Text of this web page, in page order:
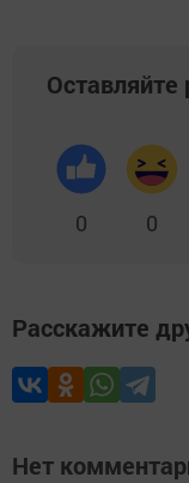
Оставляйте
0 0
Расскажите
Нет